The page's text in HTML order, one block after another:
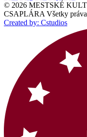
© 2026 MESTSKÉ
CSAPLÁRA Všetky práva
Created by: Cstudios